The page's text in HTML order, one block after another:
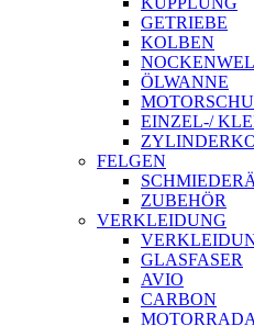
GETRIEBE
KOLBEN
ÖLWANNE
EINZEL-/
FELGEN
ZUBEHÖR
VERKLEIDUNG
GLASFASER
AVIO
CARBON